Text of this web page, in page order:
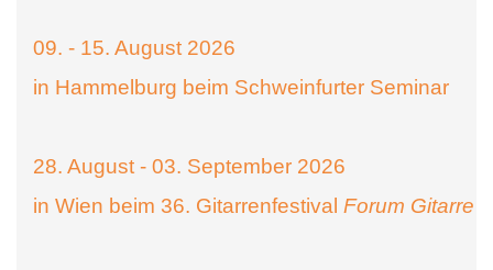
09. - 15. August 2026
in Hammelburg beim Schweinfurter Seminar
28. August - 03. September 2026
in Wien beim 36. Gitarrenfestival Forum Gitarre